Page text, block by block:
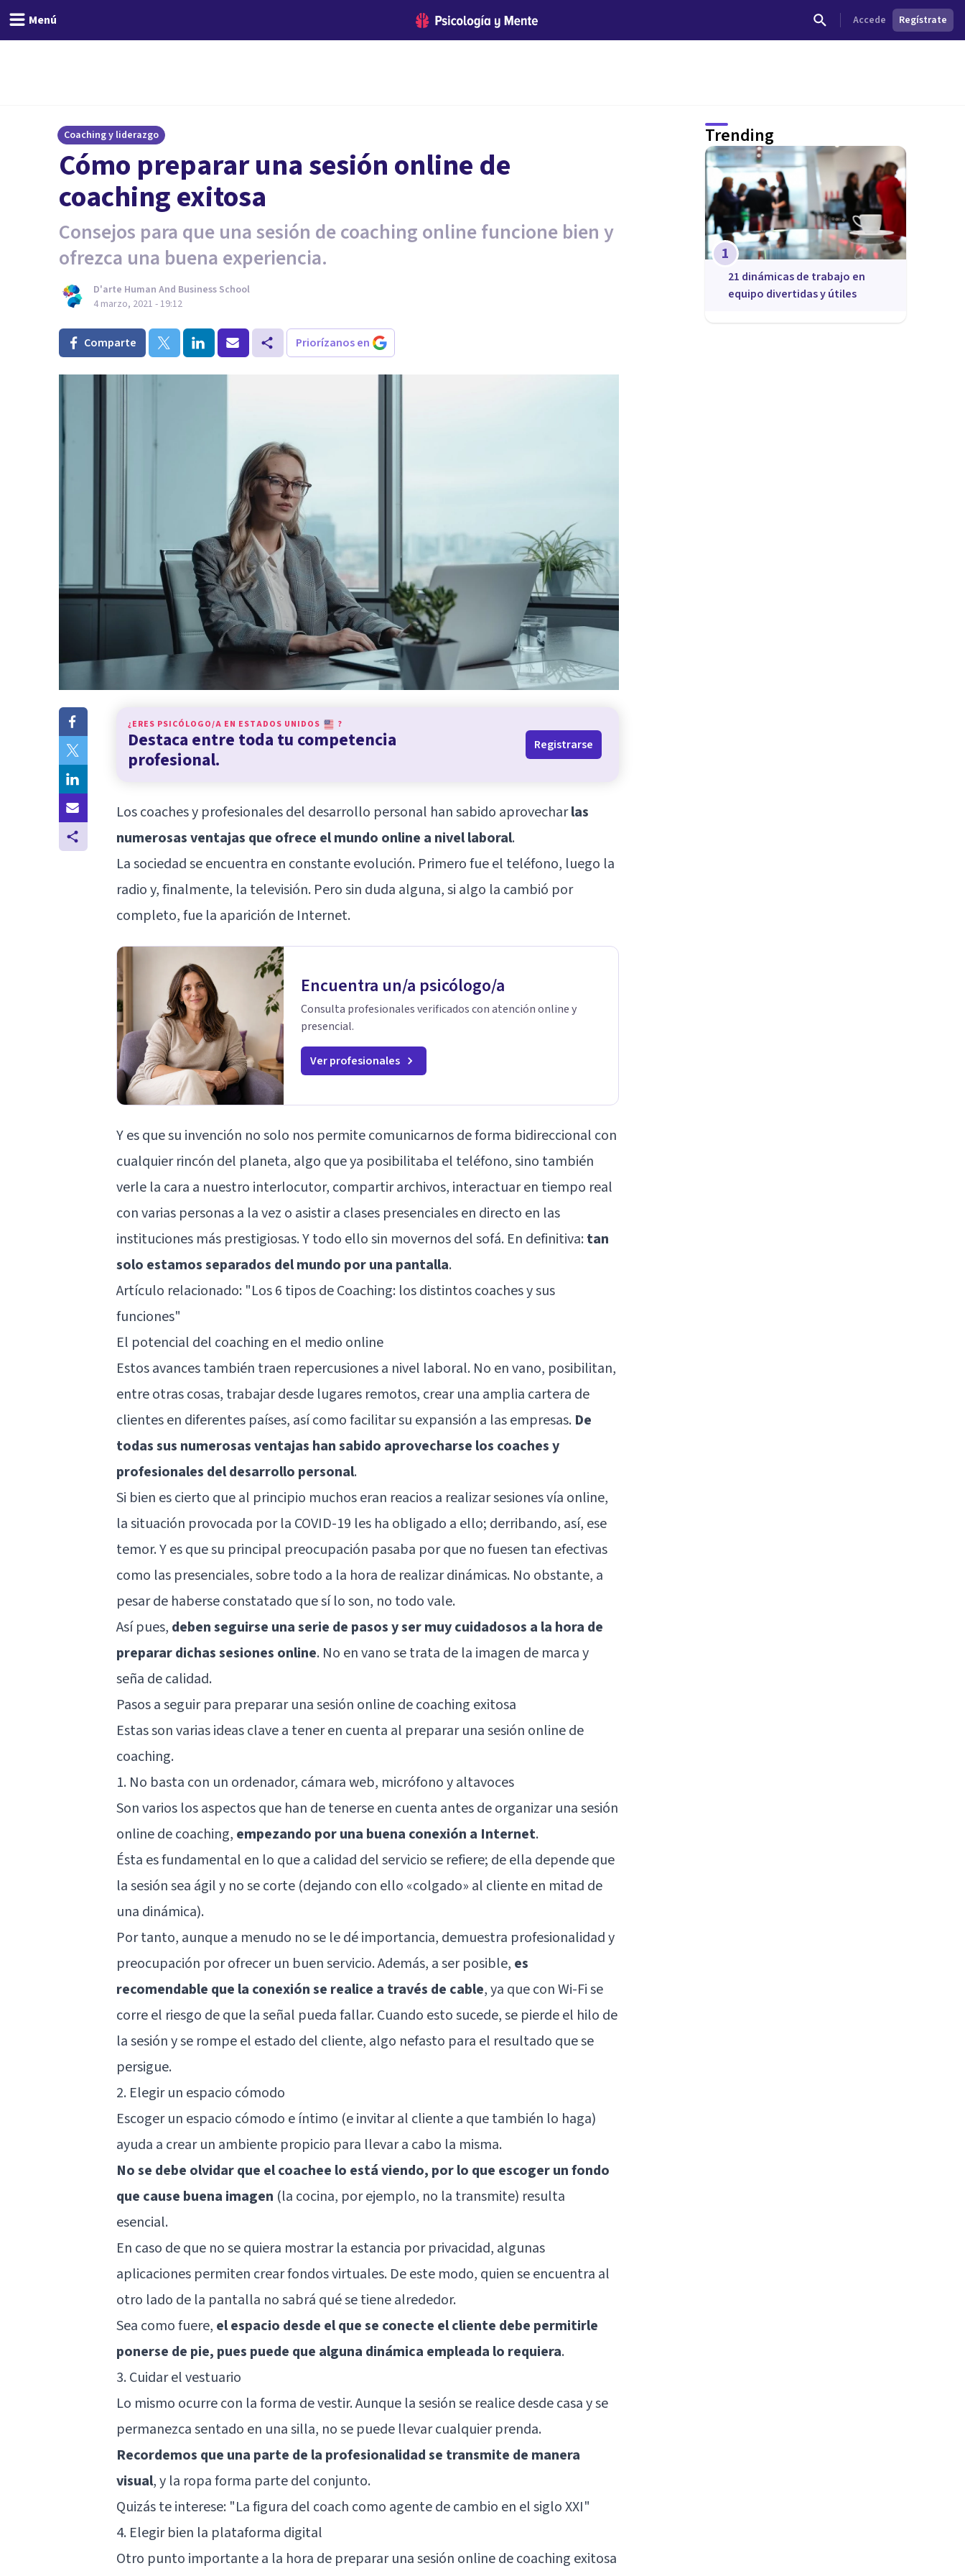
Menú Accede Regístrate
Coaching y liderazgo
Cómo preparar una sesión online de
coaching exitosa
Consejos para que una sesión de coaching online funcione bien y
ofrezca una buena experiencia.
D'arte Human And Business School
4 marzo, 2021 - 19:12
Comparte Priorízanos en
¿ERES PSICÓLOGO/A EN ESTADOS UNIDOS ?
Destaca entre toda tu competencia
profesional.
Registrarse
Los coaches y profesionales del desarrollo personal han sabido aprovecharlas
numerosas ventajas que ofrece el mundo online a nivel laboral.
La sociedad se encuentra en constante evolución. Primero fue el teléfono, luego la
radio y, finalmente, la televisión. Pero sin duda alguna, si algo la cambió por
completo, fue la aparición de Internet.
Encuentra un/a psicólogo/a
Consulta profesionales verificados con atención online y
presencial.
Ver profesionales
Y es que su invención no solo nos permite comunicarnos de forma bidireccional con
cualquier rincón del planeta, algo que ya posibilitaba el teléfono, sino también
verle la cara a nuestro interlocutor, compartir archivos, interactuar en tiempo real
con varias personas a la vez o asistir a clases presenciales en directo en las
instituciones más prestigiosas. Y todo ello sin movernos del sofá. En definitiva:tan
solo estamos separados del mundo por una pantalla.
Artículo relacionado: "Los 6 tipos de Coaching: los distintos coaches y sus
funciones"
El potencial del coaching en el medio online
Estos avances también traen repercusiones a nivel laboral. No en vano, posibilitan,
entre otras cosas, trabajar desde lugares remotos, crear una amplia cartera de
clientes en diferentes países, así como facilitar su expansión a las empresas. De
todas sus numerosas ventajas han sabido aprovecharse los coaches y
profesionales del desarrollo personal.
Si bien es cierto que al principio muchos eran reacios a realizar sesiones vía online,
la situación provocada por la COVID-19 les ha obligado a ello; derribando, así, ese
temor. Y es que su principal preocupación pasaba por que no fuesen tan efectivas
como las presenciales, sobre todo a la hora de realizar dinámicas. No obstante, a
pesar de haberse constatado que sí lo son, no todo vale.
Así pues, deben seguirse una serie de pasos y ser muy cuidadosos a la hora de
preparar dichas sesiones online. No en vano se trata de la imagen de marca y
seña de calidad.
Pasos a seguir para preparar una sesión online de coaching exitosa
Estas son varias ideas clave a tener en cuenta al preparar una sesión online de
coaching.
1. No basta con un ordenador, cámara web, micrófono y altavoces
Son varios los aspectos que han de tenerse en cuenta antes de organizar una sesión
online de coaching, empezando por una buena conexión a Internet.
Ésta es fundamental en lo que a calidad del servicio se refiere; de ella depende que
la sesión sea ágil y no se corte (dejando con ello «colgado» al cliente en mitad de
una dinámica).
Por tanto, aunque a menudo no se le dé importancia, demuestra profesionalidad y
preocupación por ofrecer un buen servicio. Además, a ser posible, es
recomendable que la conexión se realice a través de cable, ya que con Wi-Fi se
corre el riesgo de que la señal pueda fallar. Cuando esto sucede, se pierde el hilo de
la sesión y se rompe el estado del cliente, algo nefasto para el resultado que se
persigue.
2. Elegir un espacio cómodo
Escoger un espacio cómodo e íntimo (e invitar al cliente a que también lo haga)
ayuda a crear un ambiente propicio para llevar a cabo la misma.
No se debe olvidar que el coachee lo está viendo, por lo que escoger un fondo
que cause buena imagen (la cocina, por ejemplo, no la transmite) resulta
esencial.
En caso de que no se quiera mostrar la estancia por privacidad, algunas
aplicaciones permiten crear fondos virtuales. De este modo, quien se encuentra al
otro lado de la pantalla no sabrá qué se tiene alrededor.
Sea como fuere, el espacio desde el que se conecte el cliente debe permitirle
ponerse de pie, pues puede que alguna dinámica empleada lo requiera.
3. Cuidar el vestuario
Lo mismo ocurre con la forma de vestir. Aunque la sesión se realice desde casa y se
permanezca sentado en una silla, no se puede llevar cualquier prenda.
Recordemos que una parte de la profesionalidad se transmite de manera
visual, y la ropa forma parte del conjunto.
Quizás te interese: "La figura del coach como agente de cambio en el siglo XXI"
4. Elegir bien la plataforma digital
Otro punto importante a la hora de preparar una sesión online de coaching exitosa
Trending
1
21 dinámicas de trabajo en
equipo divertidas y útiles